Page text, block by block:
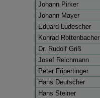
Johann Pirker
Johann Mayer
Eduard Ludescher
Konrad Rottenbacher
Dr. Rudolf Griß
Josef Reichmann
Peter Fripertinger
Hans Deutscher
Hans Steiner